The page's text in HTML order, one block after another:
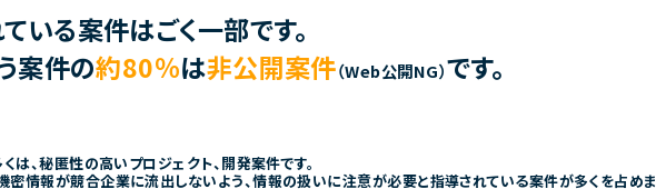
いる案件はごく一部です。
案件の約80％は非公開案件（Web公開NG）です。
、秘匿性の高いプロジェクト、開発案件です。
密情報が競合企業に流出しないよう、情報の扱いに注意が必要と指導されている案件が多くを占めま